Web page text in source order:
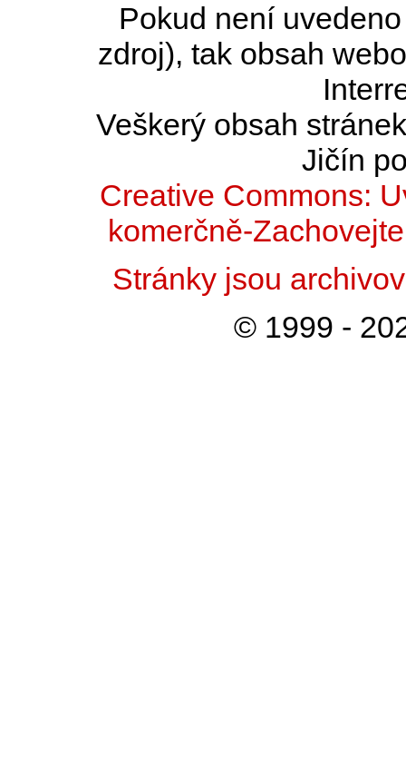
Pokud není
zdroj), tak obsah
Veškerý obsah
Jičín
Creative Commons:
komerčně-
Stránky jsou
© 1999 -